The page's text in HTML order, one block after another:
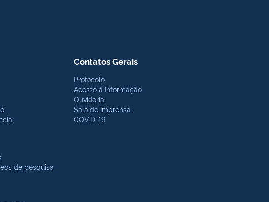
de pesquisa
Contatos Gerais
Protocolo
Acesso à Informação
Ouvidoria
Sala de Imprensa
COVID-19